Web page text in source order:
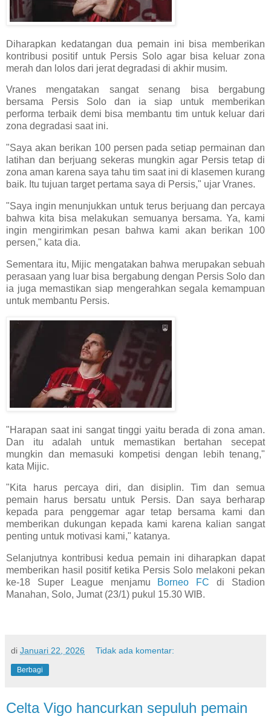
Diharapkan kedatangan dua pemain ini bisa memberikan
kontribusi positif untuk Persis Solo agar bisa keluar zona
merah dan lolos dari jerat degradasi di akhir musim.
Vranes mengatakan sangat senang bisa bergabung
bersama Persis Solo dan ia siap untuk memberikan
performa terbaik demi bisa membantu tim untuk keluar dari
zona degradasi saat ini.
"Saya akan berikan 100 persen pada setiap permainan dan
latihan dan berjuang sekeras mungkin agar Persis tetap di
zona aman karena saya tahu tim saat ini di klasemen kurang
baik. Itu tujuan target pertama saya di Persis," ujar Vranes.
"Saya ingin menunjukkan untuk terus berjuang dan percaya
bahwa kita bisa melakukan semuanya bersama. Ya, kami
ingin mengirimkan pesan bahwa kami akan berikan 100
persen," kata dia.
Sementara itu, Mijic mengatakan bahwa merupakan sebuah
perasaan yang luar bisa bergabung dengan Persis Solo dan
ia juga memastikan siap mengerahkan segala kemampuan
untuk membantu Persis.
"Harapan saat ini sangat tinggi yaitu berada di zona aman.
Dan itu adalah untuk memastikan bertahan secepat
mungkin dan memasuki kompetisi dengan lebih tenang,"
kata Mijic.
"Kita harus percaya diri, dan disiplin. Tim dan semua
pemain harus bersatu untuk Persis. Dan saya berharap
kepada para penggemar agar tetap bersama kami dan
memberikan dukungan kepada kami karena kalian sangat
penting untuk motivasi kami," katanya.
Selanjutnya kontribusi kedua pemain ini diharapkan dapat
memberikan hasil positif ketika Persis Solo melakoni pekan
ke-18 Super League menjamu Borneo FC di Stadion
Manahan, Solo, Jumat (23/1) pukul 15.30 WIB.
di Januari 22, 2026 Tidak ada komentar:
Berbagi
Celta Vigo hancurkan sepuluh pemain